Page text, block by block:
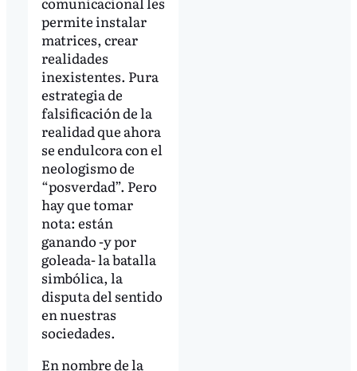
permite instalar
matrices, crear
realidades
inexistentes. Pura
estrategia de
falsificación de la
realidad que ahora
se endulcora con el
neologismo de
“posverdad”. Pero
hay que tomar
nota: están
ganando -y por
goleada- la batalla
simbólica, la
disputa del sentido
en nuestras
sociedades.
En nombre de la